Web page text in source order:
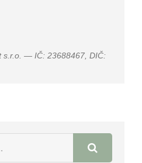
s.r.o. — IČ: 23688467, DIČ: